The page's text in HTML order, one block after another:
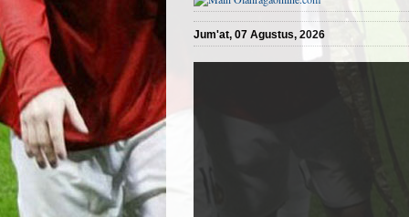
Jum'at, 07 Agustus, 2026